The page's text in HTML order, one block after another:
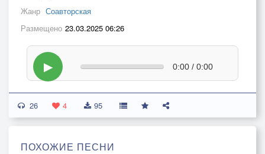
Жанр Соавторская
Размещено 23.03.2025 06:26
▶ 0:00 / 0:00
26 4 95
ПОХОЖИЕ ПЕСНИ